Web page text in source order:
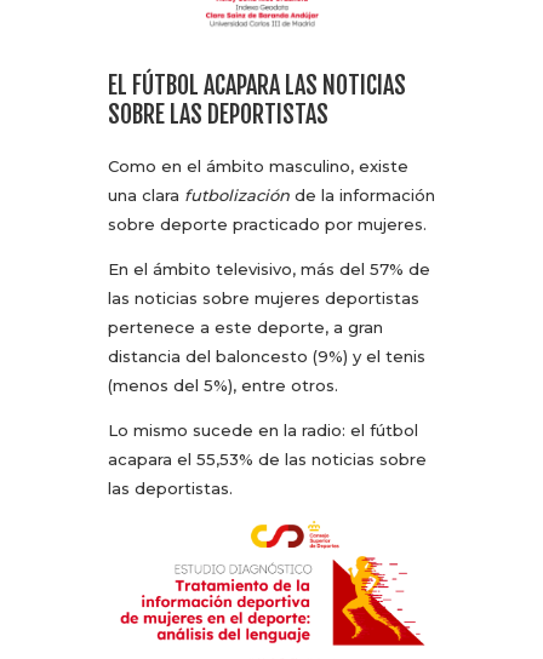
EL FÚTBOL ACAPARA LAS NOTICIAS
SOBRE LAS DEPORTISTAS
Como en el ámbito masculino, existe
una clara futbolización de la información
sobre deporte practicado por mujeres.
En el ámbito televisivo, más del 57% de
las noticias sobre mujeres deportistas
pertenece a este deporte, a gran
distancia del baloncesto (9%) y el tenis
(menos del 5%), entre otros.
Lo mismo sucede en la radio: el fútbol
acapara el 55,53% de las noticias sobre
las deportistas.